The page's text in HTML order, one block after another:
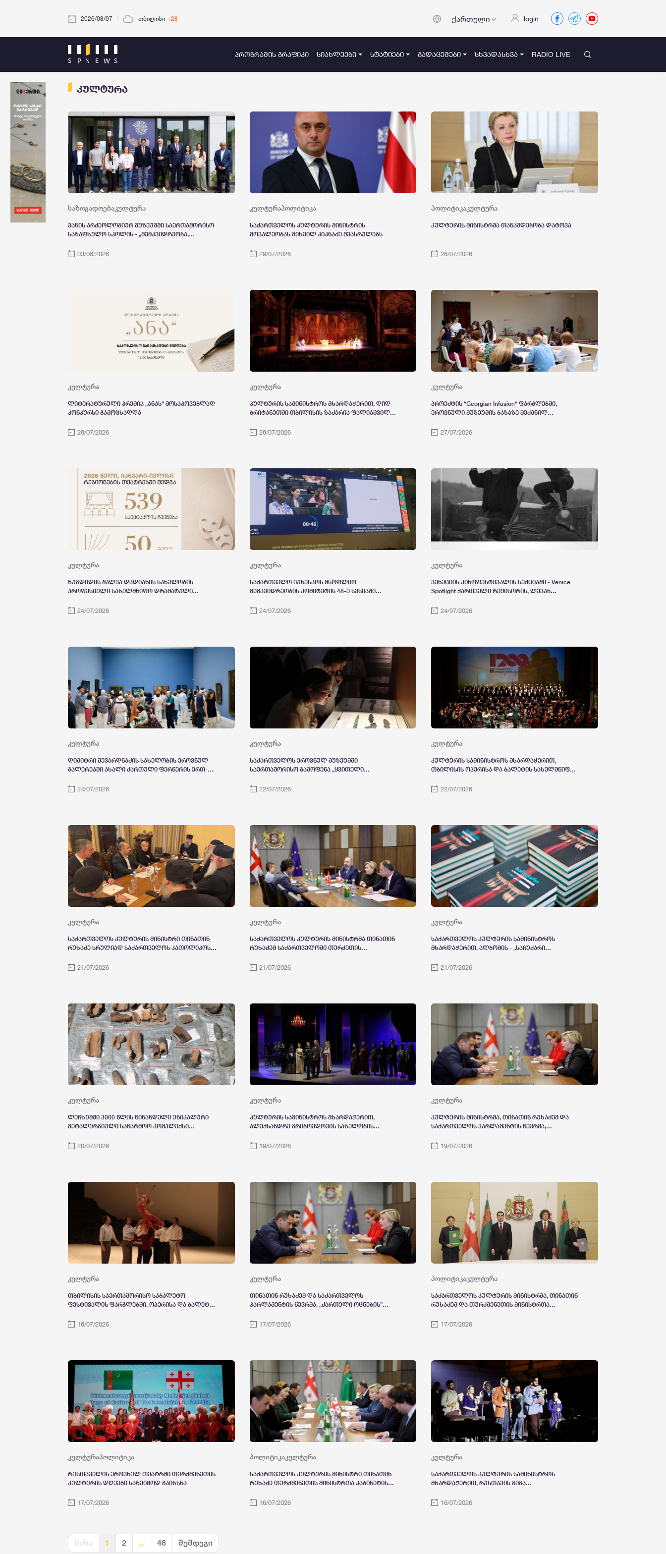
2026/08/07 თბილისი +28 ქართული login
ᲞᲠᲝᲒᲠᲐᲛᲘᲡ ᲒᲠᲐᲤᲘᲙᲘ ᲡᲘᲐᲮᲚᲔᲔᲑᲘ ᲡᲢᲐᲢᲘᲔᲑᲘ ᲒᲐᲓᲐᲪᲔᲛᲔᲑᲘ ᲡᲮᲕᲐᲓᲐᲡᲮᲕᲐ RADIO LIVE
კულტურა
საზოგადოებაკულტურა
ვანის არქეოლოგიურ მუზეუმში საერთაშორისო
საზაფხულო სკოლის - „მემკვიდრეობა,
ტექნოლოგიები“ პირველი ეტაპის
03/08/2026
კულტურაპოლიტიკა
საქართველოს კულტურის მინისტრის
მოვალეობას მიხეილ კიკნაძე შეასრულებს
29/07/2026
პოლიტიკაკულტურა
კულტურის მინისტრმა თანამდებობა დატოვა
28/07/2026
კულტურა
ლიტერატურული პრემია „ანას“ მოსაპოვებლად
კონკურსი გამოცხადდა
28/07/2026
კულტურა
კულტურის სამინისტროს მხარდაჭერით, დიდ
ბრიტანეთში თბილისის ზაქარია ფალიაშვილის
თეატრის საგასტროლო ტურნე გაიმართა
28/07/2026
კულტურა
პროექტის “Georgian Infusion“ ფარგლებში,
ეროვნული მუზეუმის ბაზაზე შექმნილ
სახელოსნოში ტექსტილის რესტავრაციისა და
27/07/2026
კულტურა
ზუგდიდის შალვა დადიანის სახელობის
პროფესიული სახელმწიფო დრამატული
საავტორო სპექტაკლის „კლიტემნესტრას
24/07/2026
კულტურა
საქართველო იუნესკოს მსოფლიო
მემკვიდრეობის კომიტეტის 48-ე სესიაში
24/07/2026
კულტურა
ვენეციის კინოფესტივალის სექციაში - Venice
Spotlight ქართველი რეჟისორის, ლევან
„გურია“ იქნება წარმოდგენილი
24/07/2026
კულტურა
დიმიტრი შევარდნაძის სახელობის ეროვნულ
გალერეაში ახალი ქართული ფერწერის ერთ-
დაბადებიდან 155-ე წლისთავისადმი
24/07/2026
კულტურა
საქართველოს ეროვნულ მუზეუმში
საერთაშორისო გამოფენა „ყვითელი
პროვინციის ბრინჯაოს საგანძური“ გაიხსნა
22/07/2026
კულტურა
კულტურის სამინისტროს მხარდაჭერით,
თბილისის ოპერისა და ბალეტის სახელმწიფო
სახელმწიფო რელიგიად გამოცხადების 1700
22/07/2026
კულტურა
საქართველოს კულტურის მინისტრი თინათინ
რუხაძე სრულიად საქართველოს კათოლიკოს-
21/07/2026
კულტურა
საქართველოს კულტურის მინისტრმა თინათინ
რუხაძემ საქართველოში თურქეთის
მუსტაფა თურქერ არისთან გაცნობითი
21/07/2026
კულტურა
საქართველოს კულტურის სამინისტროს
მხარდაჭერით, ალბომის - „საჩუქარი
21/07/2026
კულტურა
ლეჩხუმში 3000 წლის წინანდელი უნიკალური
მეტალურგიული საწარმოო კომპლექსი
20/07/2026
კულტურა
კულტურის სამინისტროს მხარდაჭერით,
ალექსანდრე გრიბოედოვის სახელობის
პრემიერა გაიმართა
19/07/2026
კულტურა
კულტურის მინისტრმა, თინათინ რუხაძემ და
საქართველოს პარლამენტის წევრმა,
ორგანიზაციის თავმჯდომარემ, ვარლამ
19/07/2026
კულტურა
თბილისის საერთაშორისო საბალეტო
ფესტივალის ფარგლებში, ოპერისა და ბალეტის
თეატრმა თანამედროვე ხელოვნების შედევრი,
18/07/2026
კულტურა
თინათინ რუხაძემ და საქართველოს
პარლამენტის წევრმა, „ქართული ოცნების”
თავმჯდომარემ, ვარლამ ლიპარტელიანმა
17/07/2026
პოლიტიკაკულტურა
საქართველოს კულტურის მინისტრმა, თინათინ
რუხაძემ და თურქმენეთის მინისტრთა
სეიდოვამ კულტურის სფეროში
17/07/2026
კულტურაპოლიტიკა
რუსთაველის ეროვნულ თეატრში თურქმენეთის
კულტურის დღეები საზეიმოდ გაიხსნა
17/07/2026
პოლიტიკაკულტურა
საქართველოს კულტურის მინისტრი თინათინ
რუხაძე თურქმენეთის მინისტრთა კაბინეტის
შეხვდა
16/07/2026
კულტურა
საქართველოს კულტურის სამინისტროს
მხარდაჭერით, რუსთავის გიგა
მუნიციპალურ დრამატულ თეატრში
16/07/2026
წინა 1 2 ... 48 შემდეგი